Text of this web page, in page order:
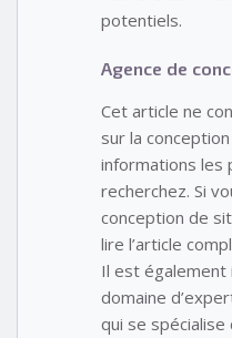
potentiels.
Agence de
Cet article ne
sur la
informations les
recherchez. Si
conception de
lire l’article
Il est
domaine
qui se